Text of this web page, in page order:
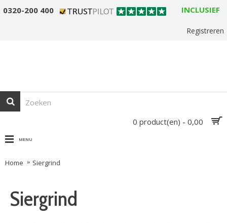
0320-200 400 INCLUSIEF
Registreren
0 product(en) - 0,00
MENU
Home Siergrind
Siergrind